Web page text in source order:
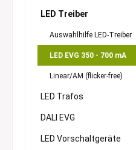
LED Treiber
Auswahlhilfe LED-Treiber
LED EVG 350 - 700 mA
Linear/AM (flicker-free)
LED Trafos
DALI EVG
LED Vorschaltgeräte